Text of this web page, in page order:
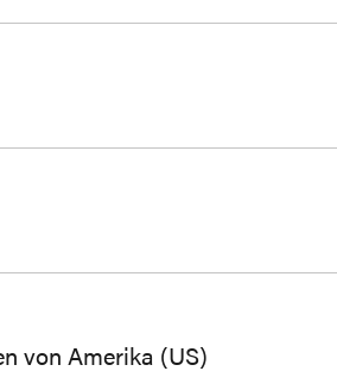
von Amerika (US)